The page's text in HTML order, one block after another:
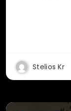
Stelios Kr